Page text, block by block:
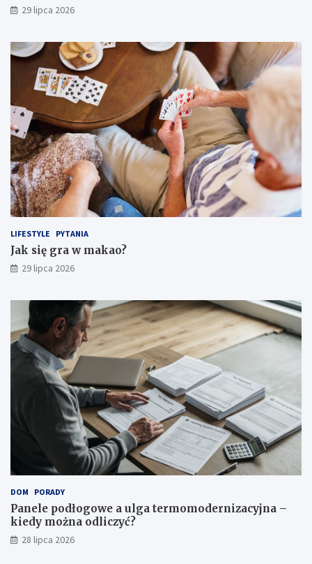
29 lipca 2026
LIFESTYLE PYTANIA
Jak się gra w makao?
29 lipca 2026
DOM PORADY
Panele podłogowe a ulga termomodernizacyjna –
kiedy można odliczyć?
28 lipca 2026